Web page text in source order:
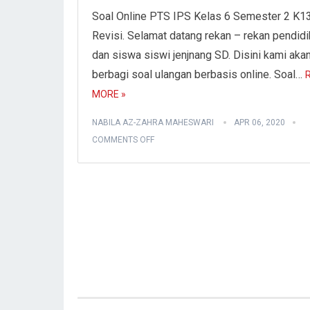
Soal Online PTS IPS Kelas 6 Semester 2 K13
Revisi. Selamat datang rekan – rekan
dan siswa siswi jenjnang SD. Disini kami
berbagi soal ulangan berbasis online. Soal…
MORE »
NABILA AZ-ZAHRA MAHESWARI
APR 06, 2020
COMMENTS OFF